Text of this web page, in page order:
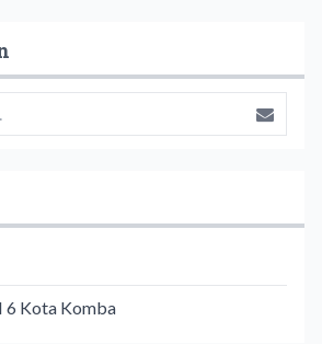
6 Kota Komba